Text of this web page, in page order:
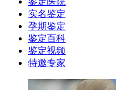
实名鉴定
孕期鉴定
鉴定百科
鉴定视频
特邀专家